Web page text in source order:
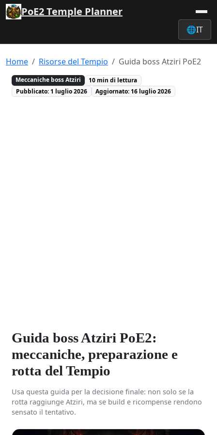
PoE2 Temple Planner
🌐IT
Home Risorse del Tempio Guida boss Atziri PoE2
Meccaniche boss Atziri
10 min di lettura
Pubblicato: 1 luglio 2026
Aggiornato: 16 luglio 2026
Guida boss Atziri PoE2:
meccaniche, preparazione e
rotta del Tempio
Usa questa guida per la decisione finale: non solo se la
rotta raggiunge Atziri, ma se build e ricompense rendono
sensato il tentativo.